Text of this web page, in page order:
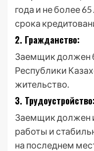
года и не более
срока
2. Гражданство:
Заемщик должен
Республики
жительство.
3. Трудоустройство:
Заемщик должен
работы и
на последнем